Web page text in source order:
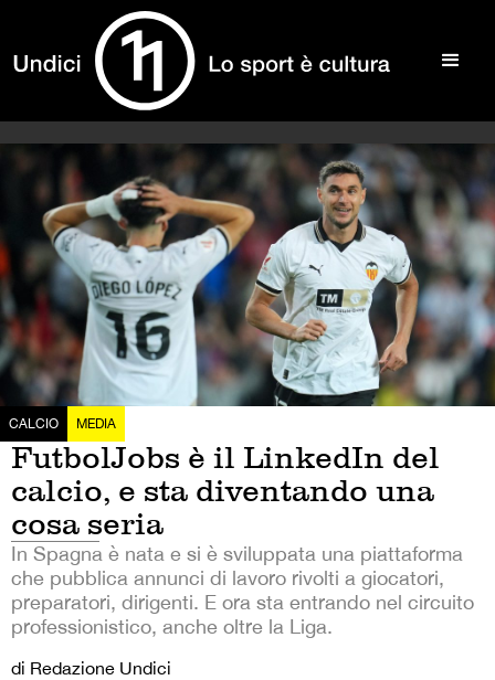
CALCIO MEDIA
FutbolJobs è il LinkedIn del
calcio, e sta diventando una
cosa seria
In Spagna è nata e si è sviluppata una piattaforma
che pubblica annunci di lavoro rivolti a giocatori,
preparatori, dirigenti. E ora sta entrando nel circuito
professionistico, anche oltre la Liga.
di Redazione Undici